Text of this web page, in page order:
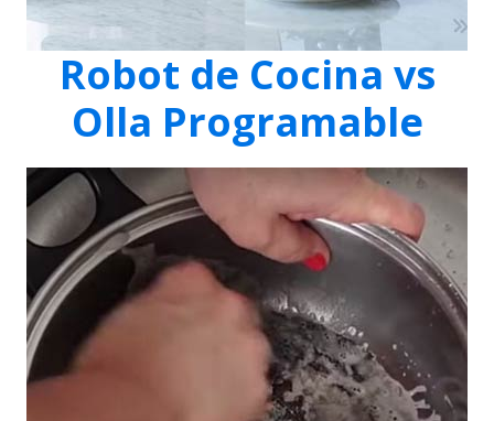
Robot de Cocina vs
Olla Programable